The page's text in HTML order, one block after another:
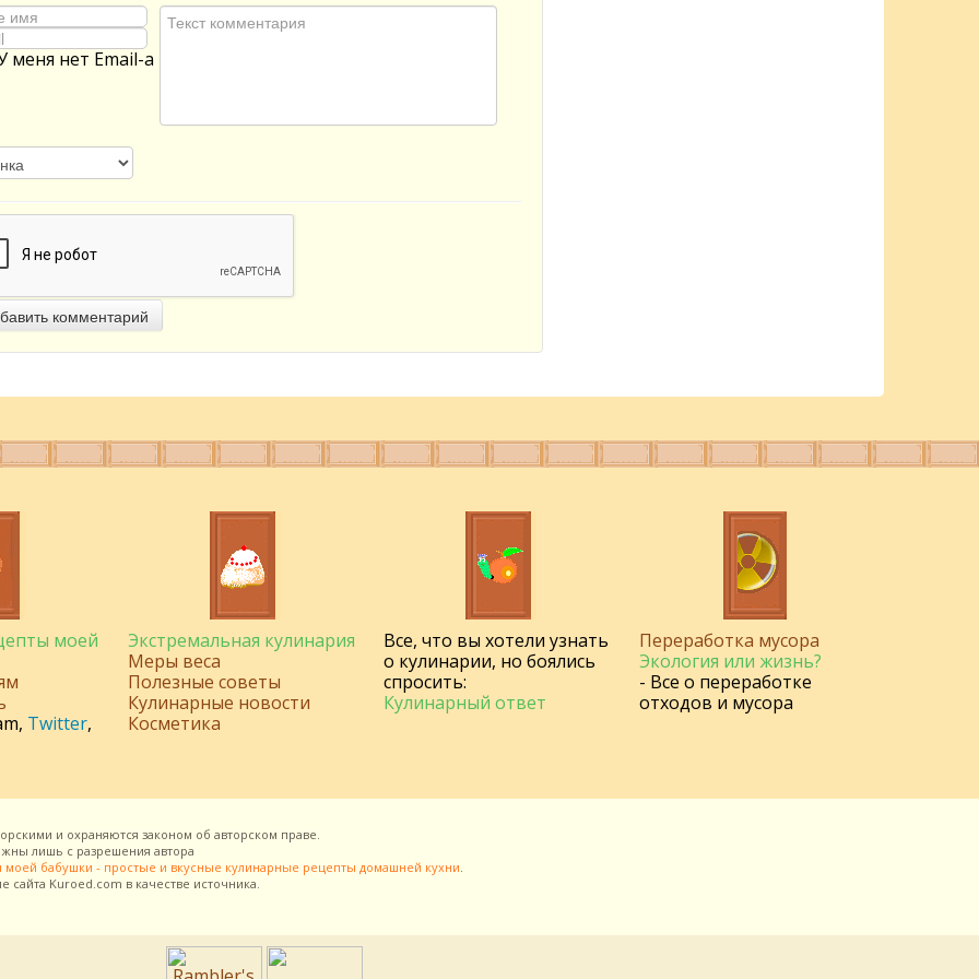
меня нет Email-а
комментарий
моей
, Twitter,
Экстремальная кулинария
Меры веса
Полезные советы
Кулинарные новости
Косметика
Все, что вы хотели узнать
о кулинарии, но боялись
спросить:
Кулинарный ответ
Переработка мусора
Экология или жизнь?
- Все о переработке
отходов и мусора
и охраняются законом об авторском праве.
лишь с разрешения автора
моей бабушки - простые и вкусные кулинарные рецепты домашней кухни.
сайта Kuroed.com в качестве источника.